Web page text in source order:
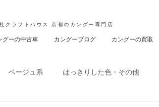
クラフトハウス 京都のカングー専門店
グーの中古車 カングーブログ カングーの買取
ベージュ系 はっきりした色・その他